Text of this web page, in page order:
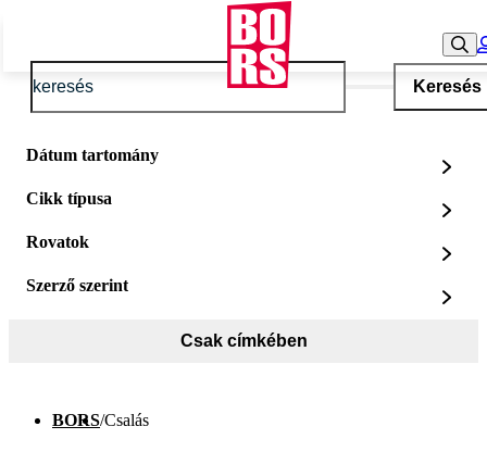
Keresés
Dátum tartomány
Cikk típusa
Rovatok
Szerző szerint
Csak címkében
BORS/Csalás